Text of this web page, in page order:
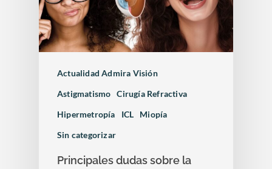
Actualidad Admira Visión
Astigmatismo
Cirugía Refractiva
Hipermetropía
ICL
Miopía
Sin categorizar
Principales dudas sobre la